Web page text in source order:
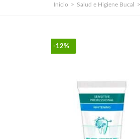
Inicio Salud e Higiene Bucal
-12%